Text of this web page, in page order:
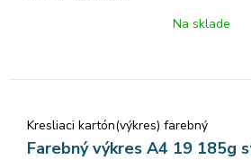
Na sklade
Kresliaci kartón(výkres) farebný
Farebný výkres A4 19 185g